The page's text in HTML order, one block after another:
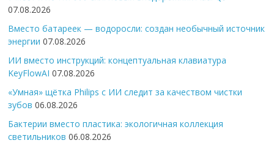
07.08.2026
Вместо батареек — водоросли: создан необычный источник
энергии 07.08.2026
ИИ вместо инструкций: концептуальная клавиатура
KeyFlowAI 07.08.2026
«Умная» щётка Philips с ИИ следит за качеством чистки
зубов 06.08.2026
Бактерии вместо пластика: экологичная коллекция
светильников 06.08.2026